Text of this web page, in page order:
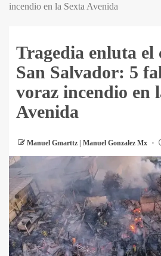
incendio en la Sexta Avenida
Tragedia enluta el
San Salvador: 5
voraz incendio en
Avenida
Manuel Gmarttz | Manuel Gonzalez Mx